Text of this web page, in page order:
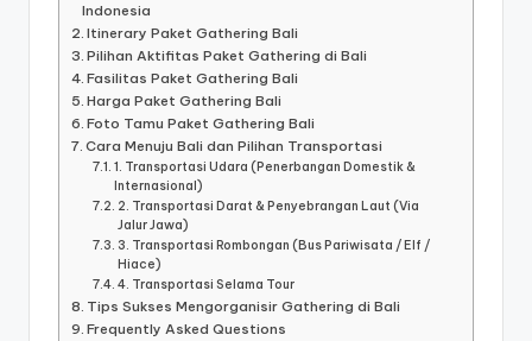
Indonesia
Itinerary Paket Gathering Bali
Pilihan Aktifitas Paket Gathering di Bali
Fasilitas Paket Gathering Bali
Harga Paket Gathering Bali
Foto Tamu Paket Gathering Bali
Cara Menuju Bali dan Pilihan Transportasi
1. Transportasi Udara (Penerbangan Domestik &
Internasional)
2. Transportasi Darat & Penyebrangan Laut (Via
Jalur Jawa)
3. Transportasi Rombongan (Bus Pariwisata / Elf /
Hiace)
4. Transportasi Selama Tour
Tips Sukses Mengorganisir Gathering di Bali
Frequently Asked Questions